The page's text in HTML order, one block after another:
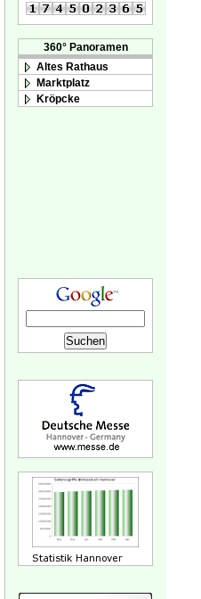
360° Panoramen
Altes Rathaus
Marktplatz
Kröpcke